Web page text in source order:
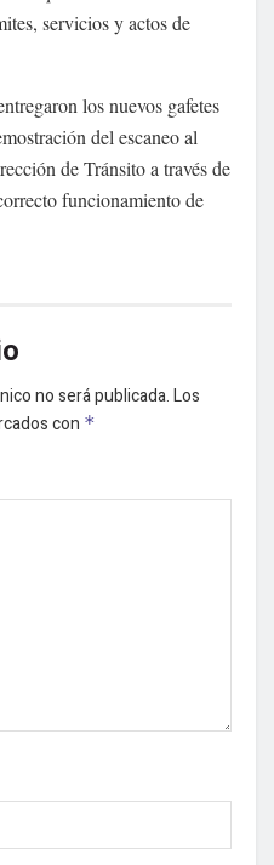
servicios y actos de
los nuevos gafetes
del escaneo al
de Tránsito a través de
funcionamiento de
no será publicada.Los
con *